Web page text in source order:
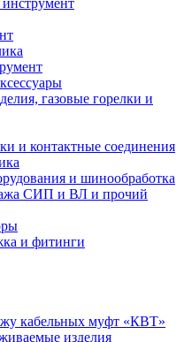
газовые горелки и
и контактные соединения
и шинообработка
СИП и ВЛ и прочий
и фитинги
кабельных муфт «КВТ»
изделия